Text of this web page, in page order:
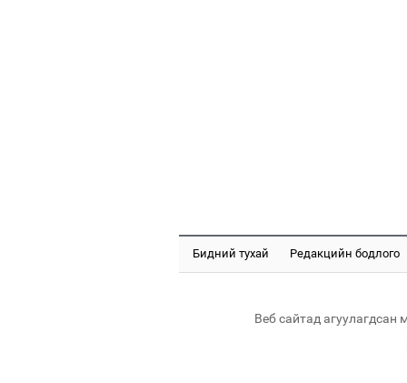
Бидний тухай Редакцийн бодлого
Веб сайтад агуулагдсан